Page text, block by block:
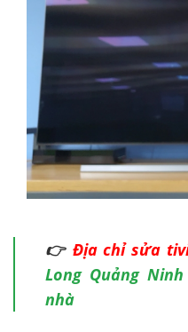
👉 Địa chỉ sửa
Long Quảng
nhà